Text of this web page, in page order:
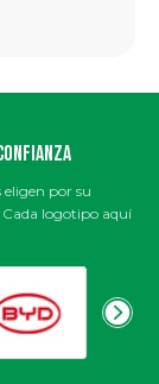
eligen por su
logotipo aquí